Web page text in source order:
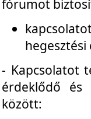
fórumot
- Kapcsolatot
érdeklődő és
között: